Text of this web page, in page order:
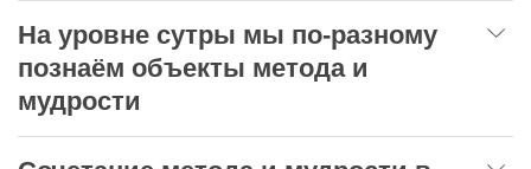
На уровне сутры мы по-разному
познаём объекты метода и
мудрости